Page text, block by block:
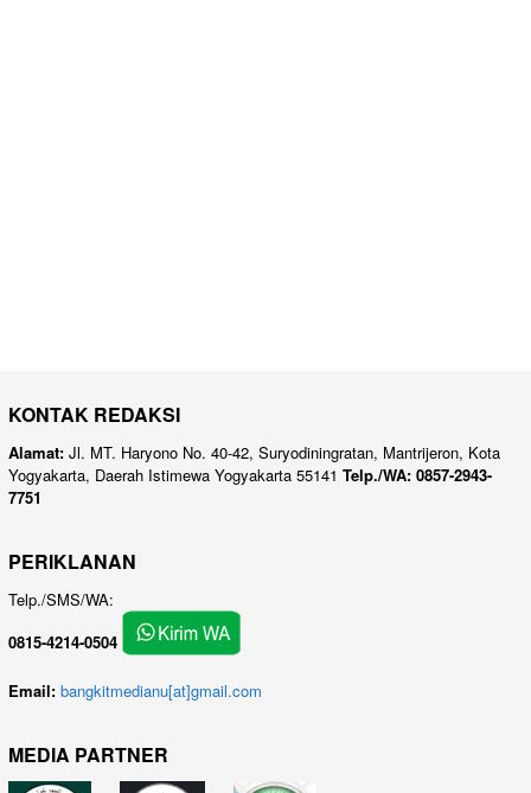
KONTAK REDAKSI
Alamat: Jl. MT. Haryono No. 40-42, Suryodiningratan, Mantrijeron, Kota
Yogyakarta, Daerah Istimewa Yogyakarta 55141 Telp./WA: 0857-2943-
7751
PERIKLANAN
Telp./SMS/WA:
0815-4214-0504
Email: bangkitmedianu[at]gmail.com
MEDIA PARTNER